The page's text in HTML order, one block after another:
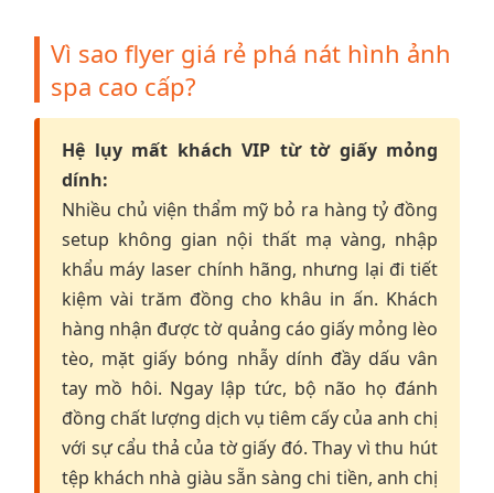
Vì sao flyer giá rẻ phá nát hình ảnh
spa cao cấp?
Hệ lụy mất khách VIP từ tờ giấy mỏng
dính:
Nhiều chủ viện thẩm mỹ bỏ ra hàng tỷ đồng
setup không gian nội thất mạ vàng, nhập
khẩu máy laser chính hãng, nhưng lại đi tiết
kiệm vài trăm đồng cho khâu in ấn. Khách
hàng nhận được tờ quảng cáo giấy mỏng lèo
tèo, mặt giấy bóng nhẫy dính đầy dấu vân
tay mồ hôi. Ngay lập tức, bộ não họ đánh
đồng chất lượng dịch vụ tiêm cấy của anh chị
với sự cẩu thả của tờ giấy đó. Thay vì thu hút
tệp khách nhà giàu sẵn sàng chi tiền, anh chị